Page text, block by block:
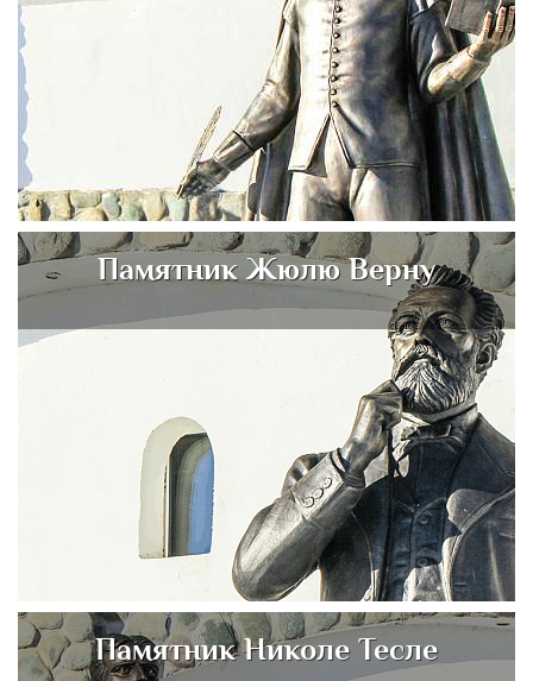
Памятник Жюлю Верну
Памятник Николе Тесле